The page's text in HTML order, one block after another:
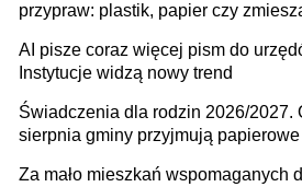
przypraw: plastik, papier czy
AI pisze coraz więcej pism do
Instytucje widzą nowy trend
Świadczenia dla rodzin 2026/2027.
sierpnia gminy przyjmują
Za mało mieszkań wspomaganych